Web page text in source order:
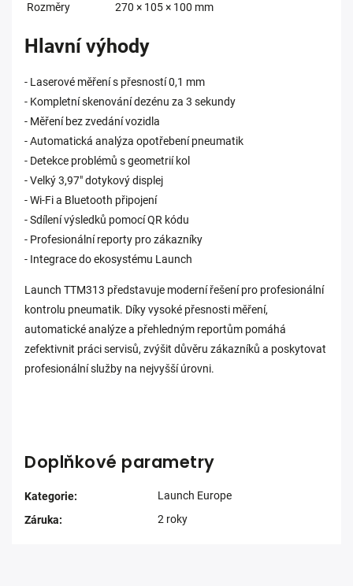
Rozměry
270 × 105 × 100 mm
Hlavní výhody
- Laserové měření s přesností 0,1 mm
- Kompletní skenování dezénu za 3 sekundy
- Měření bez zvedání vozidla
- Automatická analýza opotřebení pneumatik
- Detekce problémů s geometrií kol
- Velký 3,97" dotykový displej
- Wi-Fi a Bluetooth připojení
- Sdílení výsledků pomocí QR kódu
- Profesionální reporty pro zákazníky
- Integrace do ekosystému Launch
Launch TTM313 představuje moderní řešení pro profesionální
kontrolu pneumatik. Díky vysoké přesnosti měření,
automatické analýze a přehledným reportům pomáhá
zefektivnit práci servisů, zvýšit důvěru zákazníků a poskytovat
profesionální služby na nejvyšší úrovni.
Doplňkové parametry
Kategorie:
Launch Europe
Záruka: 2 roky